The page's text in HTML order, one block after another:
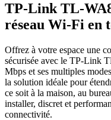
TP-Link TL-
réseau Wi-Fi en
Offrez à votre espace une
sécurisée avec le TP-Link
Mbps et ses multiples
la solution idéale pour
ce soit à la maison, au
installer, discret et
connectivité.